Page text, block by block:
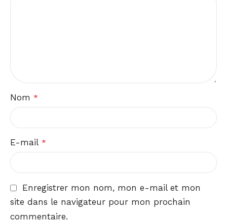
Nom *
E-mail *
Enregistrer mon nom, mon e-mail et mon
site dans le navigateur pour mon prochain
commentaire.